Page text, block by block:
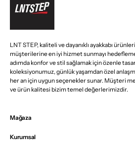
LNT STEP, kaliteli ve dayanıklı ayakkabı
müşterilerine en iyi hizmet sunmayı
adımda konfor ve stil sağlamak için özenle
koleksiyonumuz, günlük yaşamdan özel
her an için uygun seçenekler sunar. Müşteri
ve ürün kalitesi bizim temel değerlerimizdir.
Mağaza
Kurumsal